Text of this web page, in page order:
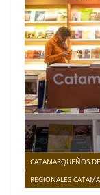
CATAMARQUEÑOS
REGIONALES